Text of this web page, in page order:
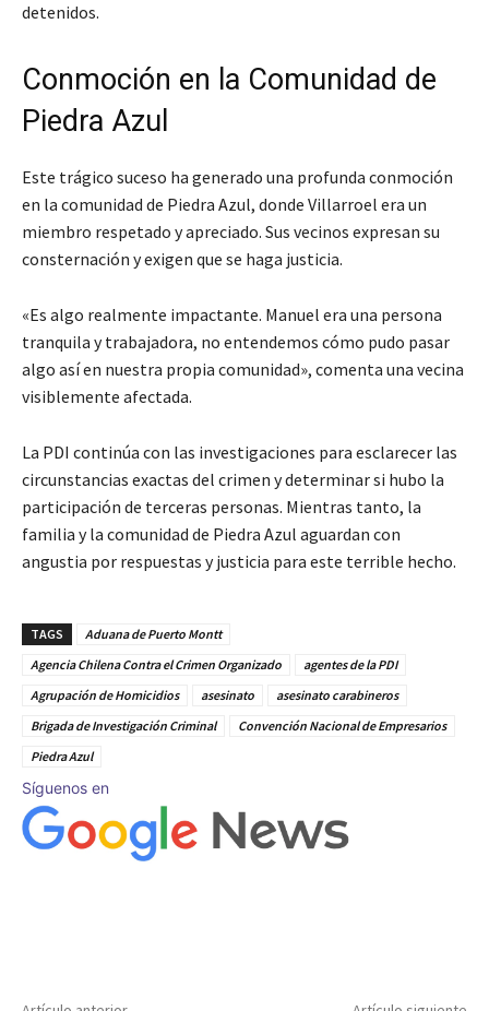
detenidos.
Conmoción en la Comunidad de
Piedra Azul
Este trágico suceso ha generado una profunda conmoción
en la comunidad de Piedra Azul, donde Villarroel era un
miembro respetado y apreciado. Sus vecinos expresan su
consternación y exigen que se haga justicia.
«Es algo realmente impactante. Manuel era una persona
tranquila y trabajadora, no entendemos cómo pudo pasar
algo así en nuestra propia comunidad», comenta una vecina
visiblemente afectada.
La PDI continúa con las investigaciones para esclarecer las
circunstancias exactas del crimen y determinar si hubo la
participación de terceras personas. Mientras tanto, la
familia y la comunidad de Piedra Azul aguardan con
angustia por respuestas y justicia para este terrible hecho.
TAGS
Aduana de Puerto Montt
Agencia Chilena Contra el Crimen Organizado
agentes de la PDI
Agrupación de Homicidios
asesinato
asesinato carabineros
Brigada de Investigación Criminal
Convención Nacional de Empresarios
Piedra Azul
Síguenos en